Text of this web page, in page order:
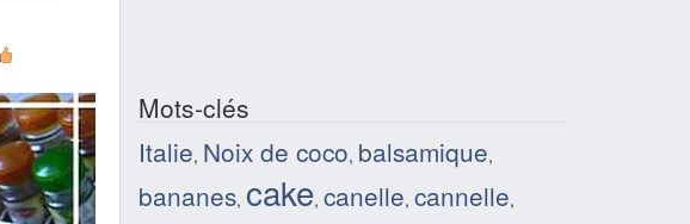
Mots-clés
Italie, Noix de coco, balsamique,
bananes, cake, canelle, cannelle,